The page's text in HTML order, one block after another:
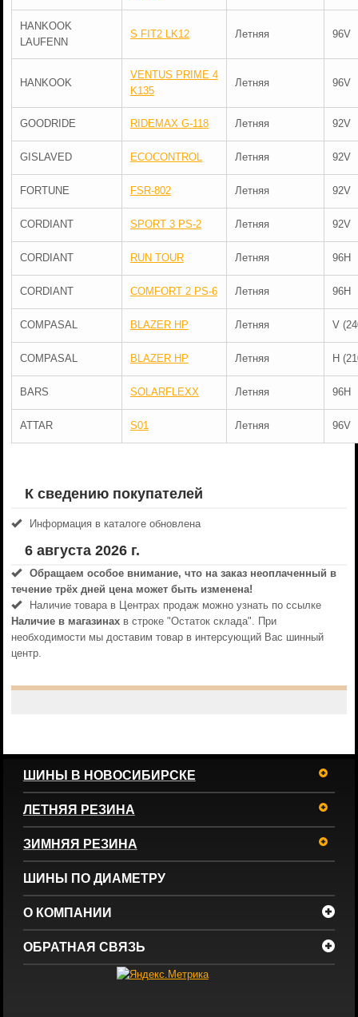
HANKOOK
LAUFENN
S FIT2 LK12 Летняя 96V
HANKOOK
VENTUS PRIME 4
K135
Летняя 96V
GOODRIDE RIDEMAX G-118 Летняя 92V
GISLAVED ECOCONTROL Летняя 92V
FORTUNE FSR-802 Летняя 92V
CORDIANT SPORT 3 PS-2 Летняя 92V
CORDIANT RUN TOUR Летняя 96H
CORDIANT COMFORT 2 PS-6 Летняя 96H
COMPASAL BLAZER HP Летняя V
COMPASAL BLAZER HP Летняя H
BARS SOLARFLEXX Летняя 96H
ATTAR S01 Летняя 96V
К сведению покупателей
Информация в каталоге обновлена
6 августа 2026 г.
Обращаем особое внимание, что на заказ неоплаченный в
течениe трёх дней цена может быть изменена!
Наличие товара в Центрах продаж можно узнать по ссылке
Наличие в магазинахв строке "Остаток склада". При
необходимости мы доставим товар в интерсующий Вас шинный
центр.
ШИНЫ В НОВОСИБИРСКЕ
ЛЕТНЯЯ РЕЗИНА
ЗИМНЯЯ РЕЗИНА
ШИНЫ ПО ДИАМЕТРУ
О КОМПАНИИ
ОБРАТНАЯ СВЯЗЬ